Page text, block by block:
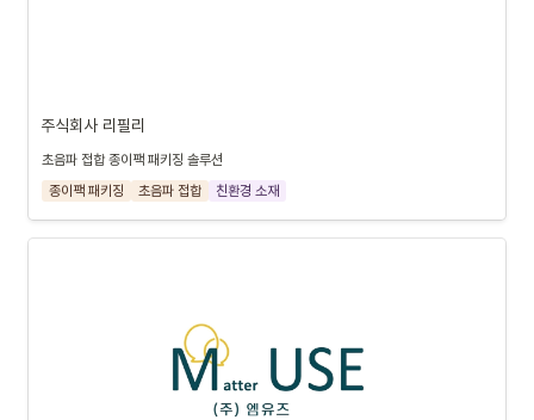
주식회사 리필리
초음파 접합 종이팩 패키징 솔루션
종이팩 패키징
초음파 접합 친환경 소재